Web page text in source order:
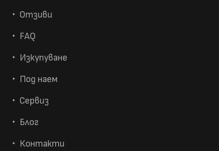
Отзиви
FAQ
Изкупуване
Под наем
Сервиз
Блог
Контакти